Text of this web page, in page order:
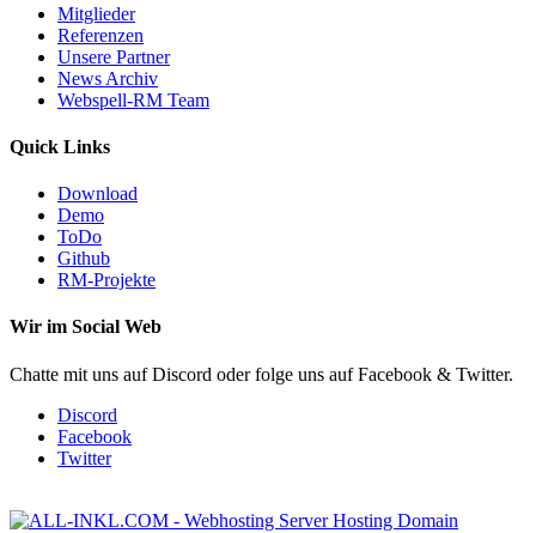
Mitglieder
Referenzen
Unsere Partner
News Archiv
Webspell-RM Team
Quick Links
Download
Demo
ToDo
Github
RM-Projekte
Wir im Social Web
Chatte mit uns auf Discord oder folge uns auf Facebook & Twitter.
Discord
Facebook
Twitter